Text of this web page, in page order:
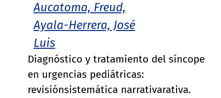
Aucatoma, Freud,
Ayala-Herrera, José
Luis
Diagnóstico y tratamiento del síncope
en urgencias pediátricas:
revisiónsistemática narrativarativa.